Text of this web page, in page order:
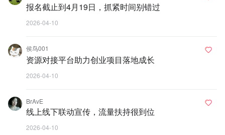
报名截止到4月19日，抓紧时间别错过
2026-04-10
侯鸟001
资源对接平台助力创业项目落地成长
2026-04-10
BrAvE
线上线下联动宣传，流量扶持很到位
2026-04-10